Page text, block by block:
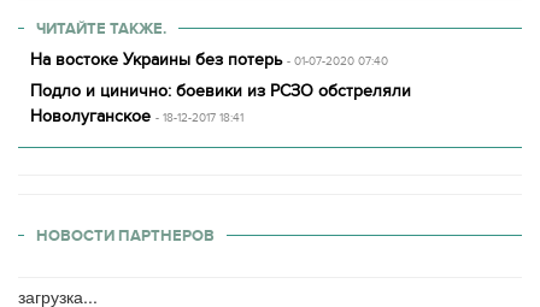
ЧИТАЙТЕ ТАКЖЕ.
На востоке Украины без потерь - 01-07-2020 07:40
Подло и цинично: боевики из РСЗО обстреляли
Новолуганское - 18-12-2017 18:41
НОВОСТИ ПАРТНЕРОВ
загрузка...